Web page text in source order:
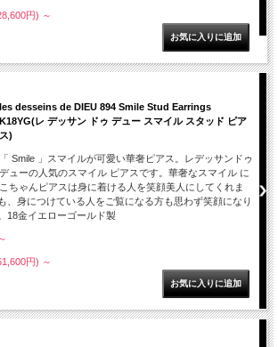
円) ～
les desseins de DIEU 894 Smile Stud Earrings
K18YG(レ デッサン ドゥ デュー スマイル スタッド ピア
ス)
「 Smile 」スマイルが可愛い華奢ピアス。レデッサンドゥ
デューの人気のスマイル ピアスです。華奢なスマイル に
こちゃんピアスは身に着ける人を笑顔美人にしてくれま
、身につけている人をご覧になる方も思わず笑顔になり
18金イエローゴールド製
～
円) ～